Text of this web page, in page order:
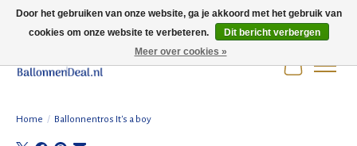
Wij zijn gesloten t/m 3 augustus i.v.m. de zomervakantie.
Home / Ballonnentros It's a boy
Door het gebruiken van onze website, ga je akkoord met het gebruik van
cookies om onze website te verbeteren.
Dit bericht verbergen
Meer over cookies »